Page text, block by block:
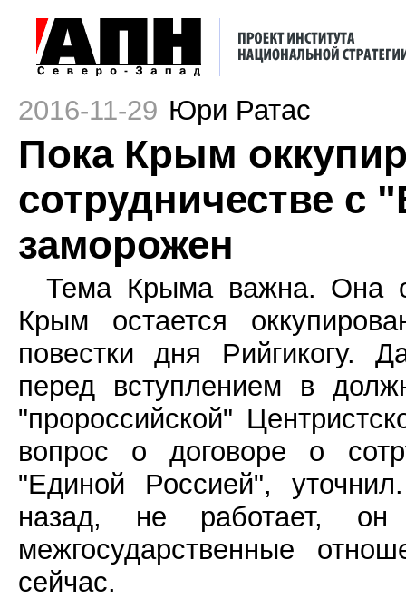
2016-11-29 Юри Ратас
Пока Крым
сотрудничестве с
заморожен
Тема Крыма важна. Она
Крым остается
повестки дня
перед вступлением в
"пророссийской"
вопрос о договоре о
"Единой Россией",
назад, не работает,
межгосударственные
сейчас.